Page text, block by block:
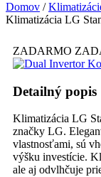
Domov /
Klimatizácia LG
ZADARMO
Detailný popis
Klimatizácia LG
značky LG.
vlastnosťami, sú
výšku investície.
ale aj odvlhčuje